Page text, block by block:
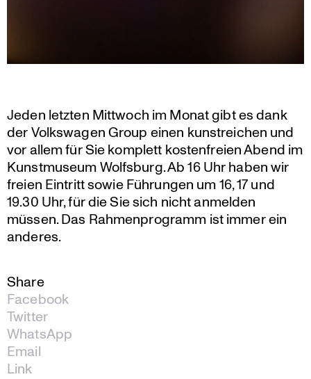
Jeden letzten Mittwoch im Monat gibt es dank
der Volks­wagen Group einen kunst­rei­chen und
vor allem für Sie komplett kosten­freien Abend im
Kunst­mu­seum Wolfsburg. Ab 16 Uhr haben wir
freien Eintritt sowie Führungen um 16, 17 und
19.30 Uhr, für die Sie sich nicht anmelden
müssen. Das Rahmen­pro­gramm ist immer ein
anderes.
Share
Facebook
Twitter
WhatsApp
Email
Link